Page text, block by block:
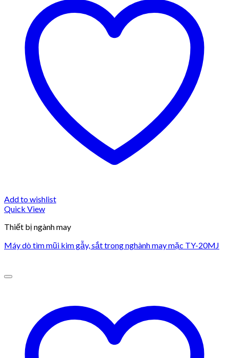
Add to wishlist
Quick View
Thiết bị ngành may
Máy dò tìm mũi kim gẫy, sắt trong nghành may mặc TY-20MJ